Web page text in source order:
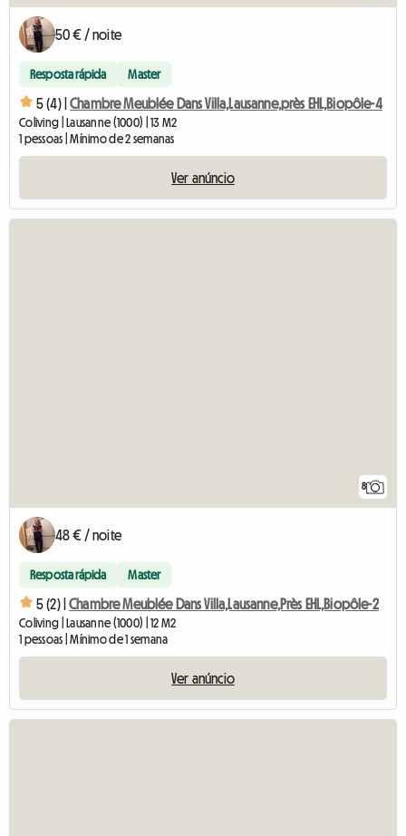
50 € / noite
Resposta rápida Master
5 (4) | Chambre Meublée Dans Villa,Lausanne,près EHL,Biopôle-4
Coliving | Lausanne (1000) | 13 M2
1 pessoas | Mínimo de 2 semanas
Ver anúncio
8
48 € / noite
Resposta rápida Master
5 (2) | Chambre Meublée Dans Villa,Lausanne,Près EHL,Biopôle-2
Coliving | Lausanne (1000) | 12 M2
1 pessoas | Mínimo de 1 semana
Ver anúncio